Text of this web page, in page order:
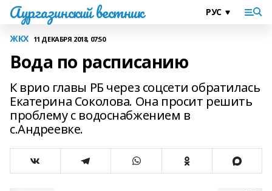
Аургазинский вестник
ЖКХ 11 ДЕКАБРЯ 2018, 07:50
Вода по расписанию
К врио главы РБ через соцсети обратилась
Екатерина Соколова. Она просит решить
проблему с водоснабжением в
с.Андреевке.